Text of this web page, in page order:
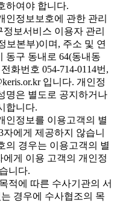
하여야 합니다.
정보보호에 관한 관리
보서비스 이용자 관리
보본부)이며, 주소 및 연
동구 동내로 64(동내동
화번호 054-714-0114번,
입니다. 개인정
명은 별도로 공지하거나
합니다.
정보를 이용고객의 별
자에게 제공하지 않습니
의 경우는 이용고객의 별
에게 이용 고객의 개인정
니다.
적에 따른 수사기관의 서
경우에 수사협조의 목